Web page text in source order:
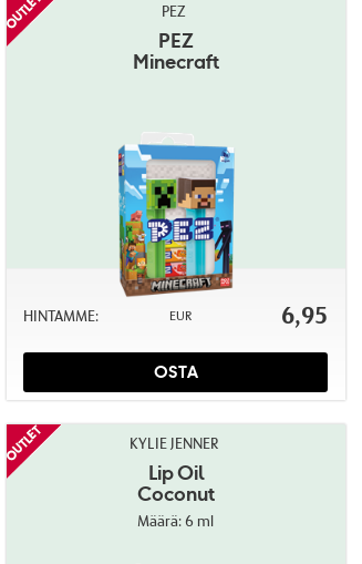
PEZ
PEZ
Minecraft
HINTAMME: EUR 6,95
OSTA
KYLIE JENNER
Lip Oil
Coconut
Määrä: 6 ml